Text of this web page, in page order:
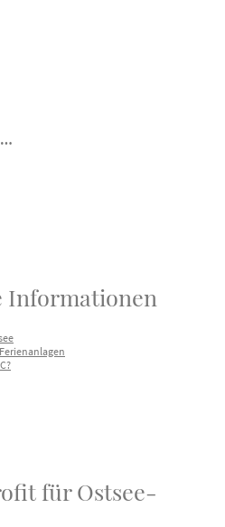
E14 AC/DC LED Leuchtmittel Kerze 4,5W 450lm 6000K 60-295V DC 85-265V AC Notbeleuchtung
Informationen
für Ostsee-